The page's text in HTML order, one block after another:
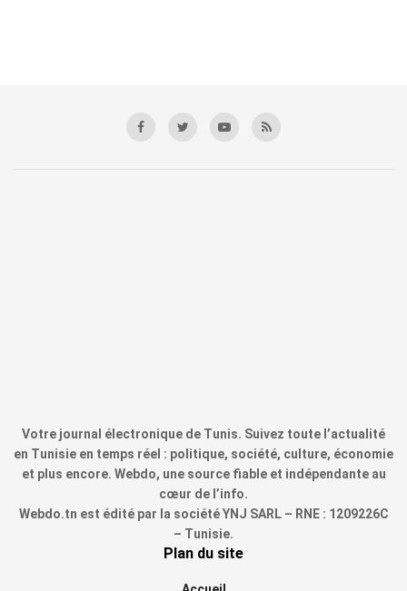
Votre journal électronique de Tunis. Suivez toute l’actualité
en Tunisie en temps réel : politique, société, culture, économie
et plus encore. Webdo, une source fiable et indépendante au
cœur de l’info.
Webdo.tn est édité par la société YNJ SARL – RNE : 1209226C
– Tunisie.
Plan du site